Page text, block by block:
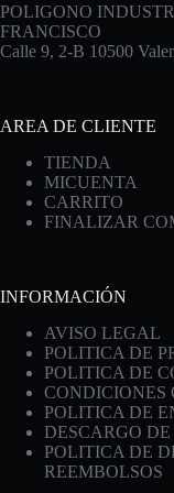
POLIGONO
FRANCISCO
Calle 9, 2-B 10500
AREA DE CLIENTE
TIENDA
MICUENTA
CARRITO
FINALIZAR
INFORMACIÓN
AVISO LEGAL
POLITICA DE
POLITICA DE
CONDICIONES
POLITICA DE
DESCARGO
POLITICA DE
REEMBOLSOS